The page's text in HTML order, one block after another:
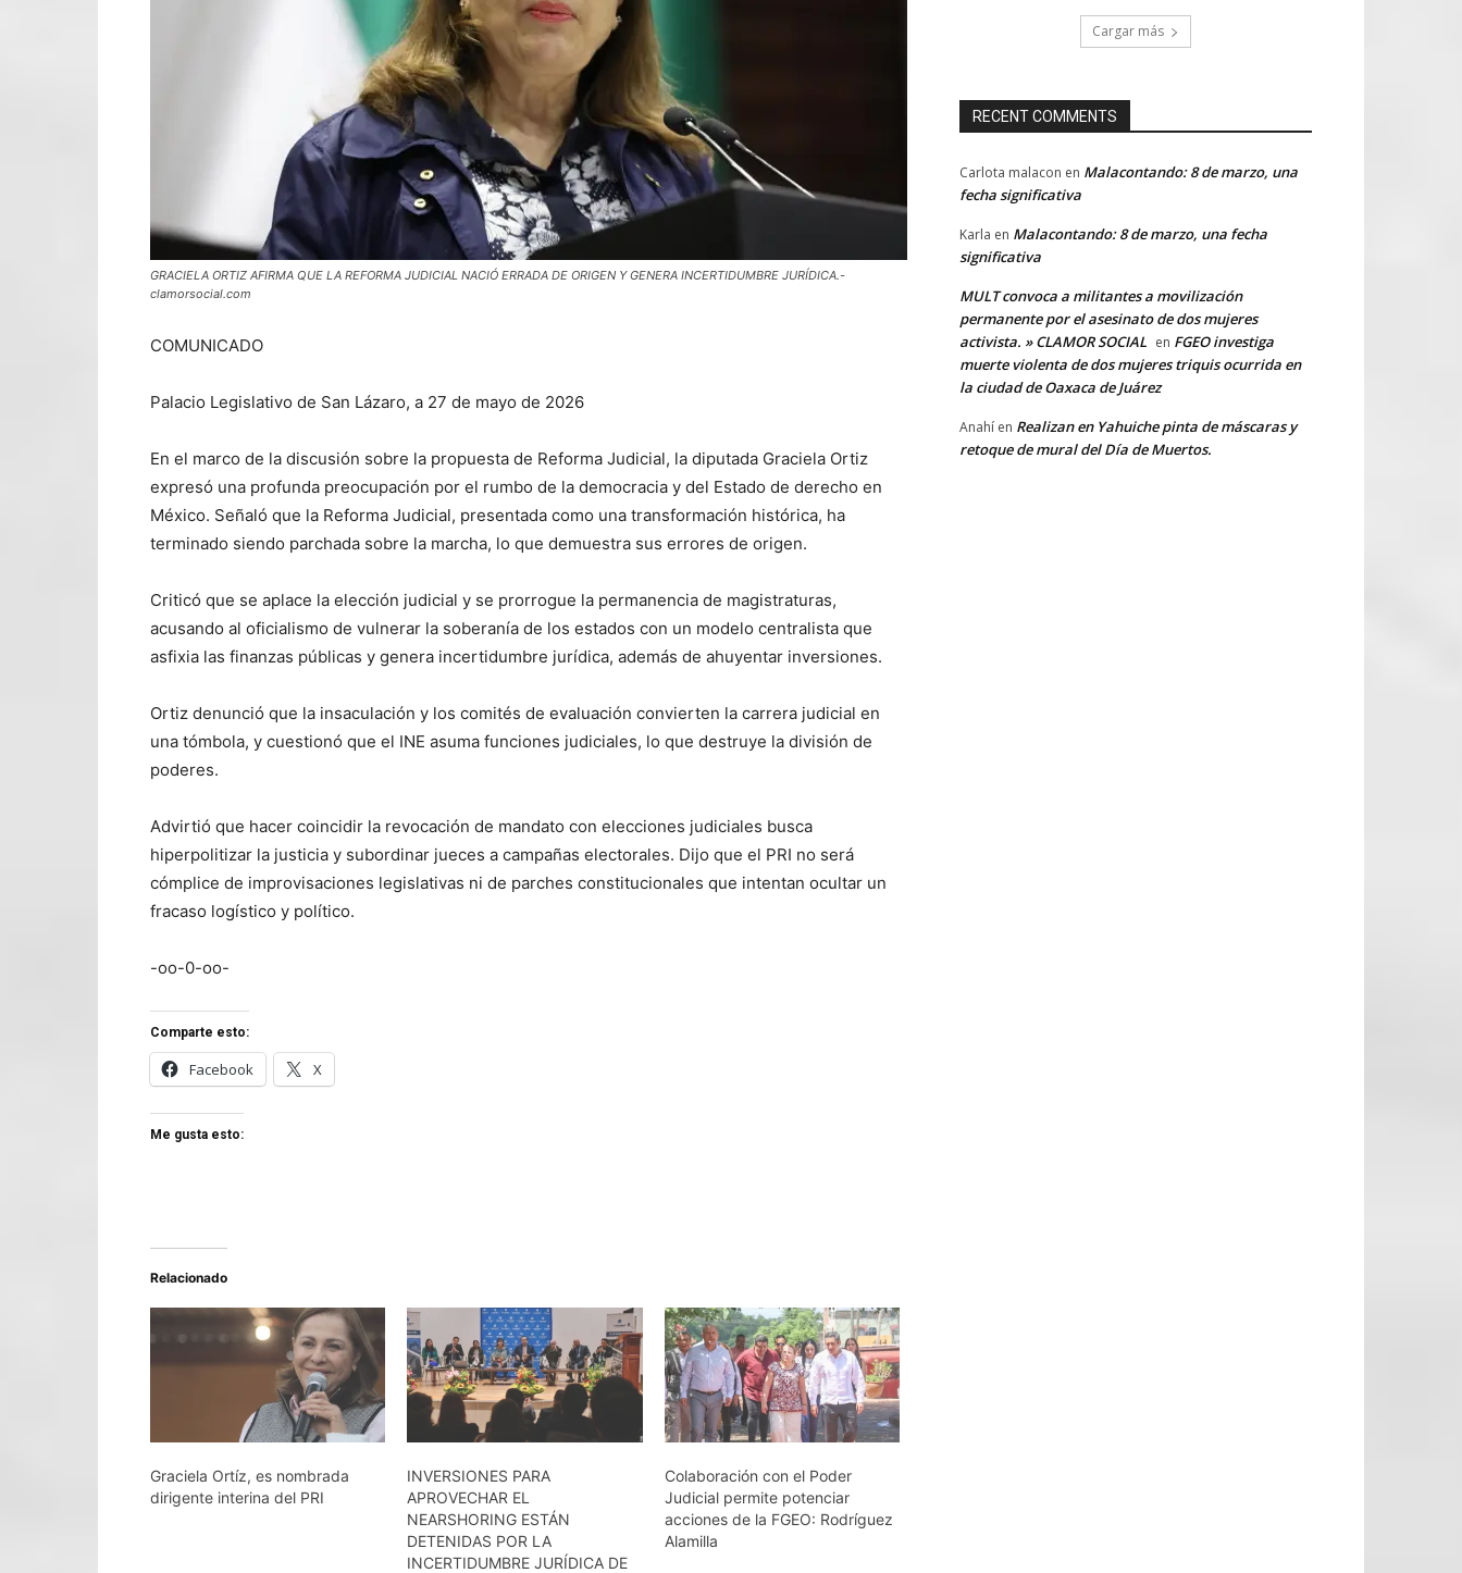
GRACIELA ORTIZ AFIRMA QUE LA REFORMA JUDICIAL NACIÓ ERRADA DE ORIGEN Y GENERA INCERTIDUMBRE JURÍDICA.-
clamorsocial.com
COMUNICADO
Palacio Legislativo de San Lázaro, a 27 de mayo de 2026
En el marco de la discusión sobre la propuesta de Reforma Judicial, la diputada Graciela Ortiz
expresó una profunda preocupación por el rumbo de la democracia y del Estado de derecho en
México. Señaló que la Reforma Judicial, presentada como una transformación histórica, ha
terminado siendo parchada sobre la marcha, lo que demuestra sus errores de origen.
Criticó que se aplace la elección judicial y se prorrogue la permanencia de magistraturas,
acusando al oficialismo de vulnerar la soberanía de los estados con un modelo centralista que
asfixia las finanzas públicas y genera incertidumbre jurídica, además de ahuyentar inversiones.
Ortiz denunció que la insaculación y los comités de evaluación convierten la carrera judicial en
una tómbola, y cuestionó que el INE asuma funciones judiciales, lo que destruye la división de
poderes.
Advirtió que hacer coincidir la revocación de mandato con elecciones judiciales busca
hiperpolitizar la justicia y subordinar jueces a campañas electorales. Dijo que el PRI no será
cómplice de improvisaciones legislativas ni de parches constitucionales que intentan ocultar un
fracaso logístico y político.
-oo-0-oo-
Comparte esto:
Facebook X
Me gusta esto:
Relacionado
Graciela Ortíz, es nombrada
dirigente interina del PRI
INVERSIONES PARA
APROVECHAR EL
NEARSHORING ESTÁN
DETENIDAS POR LA
INCERTIDUMBRE JURÍDICA DE
Colaboración con el Poder
Judicial permite potenciar
acciones de la FGEO: Rodríguez
Alamilla
Cargar más
RECENT COMMENTS
Carlota malacon en Malacontando: 8 de marzo, una
fecha significativa
Karla en Malacontando: 8 de marzo, una fecha
significativa
MULT convoca a militantes a movilización
permanente por el asesinato de dos mujeres
activista. » CLAMOR SOCIAL en FGEO investiga
muerte violenta de dos mujeres triquis ocurrida en
la ciudad de Oaxaca de Juárez
Anahí en Realizan en Yahuiche pinta de máscaras y
retoque de mural del Día de Muertos.